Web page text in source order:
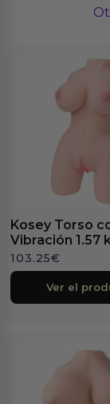
Kosey Torso
Vibración 1.57
103.25€
Ver el